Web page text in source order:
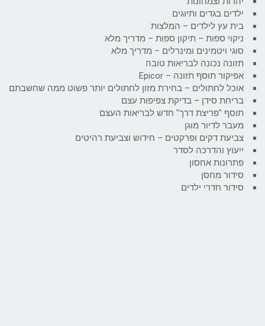
ילדים בגדים ותיוגים
בית עץ לילדים – המלצות
ניקוי ספות – תיקון ספות – מדריך מלא
סוגי ויטמינים ומינרלים – מדריך מלא
תזונה נכונה לבריאות טובה
אפיקור תוסף תזונה – Epicor
אוכל לחתולים – בחירת מזון לחתולים יותר פשוט ממה שחשבתם
בריחת סידן – בדיקת צפיפות עצם
תוסף "פריצת דרך" חדש לבריאות העצם
מעבר לדיור מוגן
צביעת דקים ופרקטים – חידוש וצביעת רהיטים
ייעוץ והדרכה לסדר
פתרונות אחסון
סידור מחסן
סידור חדרי ילדים